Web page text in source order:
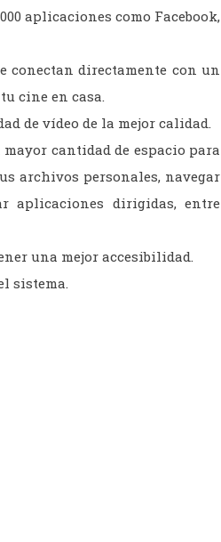
aplicaciones como Facebook,
directamente con un
cine en casa.
de vídeo de la mejor calidad.
mayor cantidad de espacio para
archivos personales, navegar
aplicaciones dirigidas, entre
una mejor accesibilidad.
sistema.